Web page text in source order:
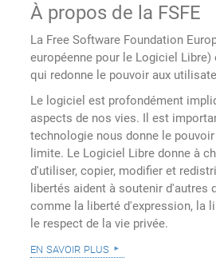
À propos de la FSFE
La Free Software Foundation
européenne pour le Logiciel
qui redonne le pouvoir aux
Le logiciel est profondément
aspects de nos vies. Il est
technologie nous donne le
limite. Le Logiciel Libre donne à
d'utiliser, copier, modifier et
libertés aident à soutenir d'autres
comme la liberté d'expression, la
le respect de la vie privée.
en savoir plus